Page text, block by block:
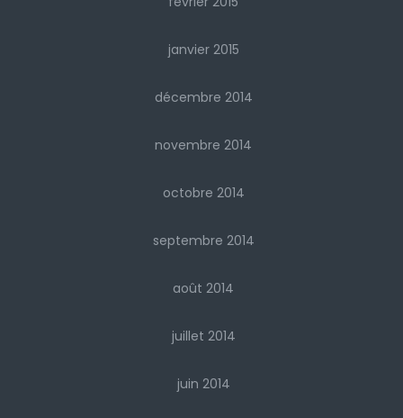
janvier 2015
décembre 2014
novembre 2014
octobre 2014
septembre 2014
août 2014
juillet 2014
juin 2014